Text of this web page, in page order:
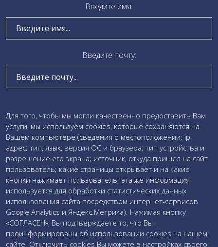
Нормативные документы
Локальные акты
Визуализация проектной деятельности
Коробочные решения
Участие в мероприятиях
Загружаемые документы
Введите имя:
Введите почту:
Даю своесогласие на обработку персональных данных
и соглашаюсь cполитикой обработки персональных
данных
Для того, чтобы мы могли качественно предоставить Вам
услуги, мы используем cookies, которые сохраняются на
Вашем компьютере (сведения о местоположении; ip-
адрес; тип, язык, версия ОС и браузера; тип устройства и
разрешение его экрана; источник, откуда пришел на сайт
пользователь; какие страницы открывает и на какие
кнопки нажимает пользователь; эта же информация
используется для обработки статистических данных
использования сайта посредством интернет-сервисов
Google Analytics и Яндекс.Метрика). Нажимая кнопку
«СОГЛАСЕН», Вы подтверждаете то, что Вы
проинформированы об использовании cookies на нашем
сайте. Отключить cookies Вы можете в настройках своего